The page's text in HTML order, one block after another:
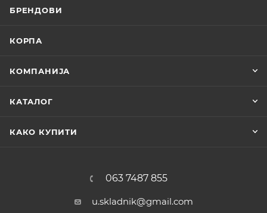
БРЕНДОВИ
КОРПА
КОМПАНИЈА
КАТАЛОГ
КАКО КУПИТИ
063 7487 855
u.skladnik@gmail.com